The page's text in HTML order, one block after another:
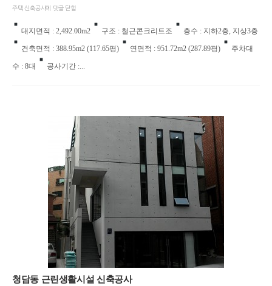
주택 신축공사에 댓글 닫힘
대지면적 : 2,492.00m2 구조 : 철근콘크리트조 층수 : 지하2층, 지상3층
건축면적 : 388.95m2 (117.65평) 연면적 : 951.72m2 (287.89평) 주차대
수 : 8대 공사기간 :...
청담동 근린생활시설 신축공사